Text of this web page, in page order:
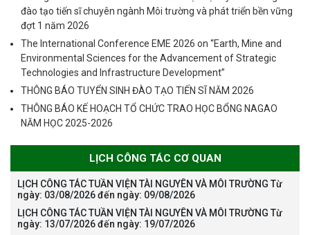
đào tạo tiến sĩ chuyên ngành Môi trường và phát triển bền vững
đợt 1 năm 2026
The International Conference EME 2026 on “Earth, Mine and
Environmental Sciences for the Advancement of Strategic
Technologies and Infrastructure Development”
THÔNG BÁO TUYỂN SINH ĐÀO TẠO TIẾN SĨ NĂM 2026
THÔNG BÁO KẾ HOẠCH TỔ CHỨC TRAO HỌC BỔNG NAGAO
NĂM HỌC 2025-2026
LỊCH CÔNG TÁC CƠ QUAN
LỊCH CÔNG TÁC TUẦN VIỆN TÀI NGUYÊN VÀ MÔI TRƯỜNG Từ
ngày: 03/08/2026 đến ngày: 09/08/2026
LỊCH CÔNG TÁC TUẦN VIỆN TÀI NGUYÊN VÀ MÔI TRƯỜNG Từ
ngày: 13/07/2026 đến ngày: 19/07/2026